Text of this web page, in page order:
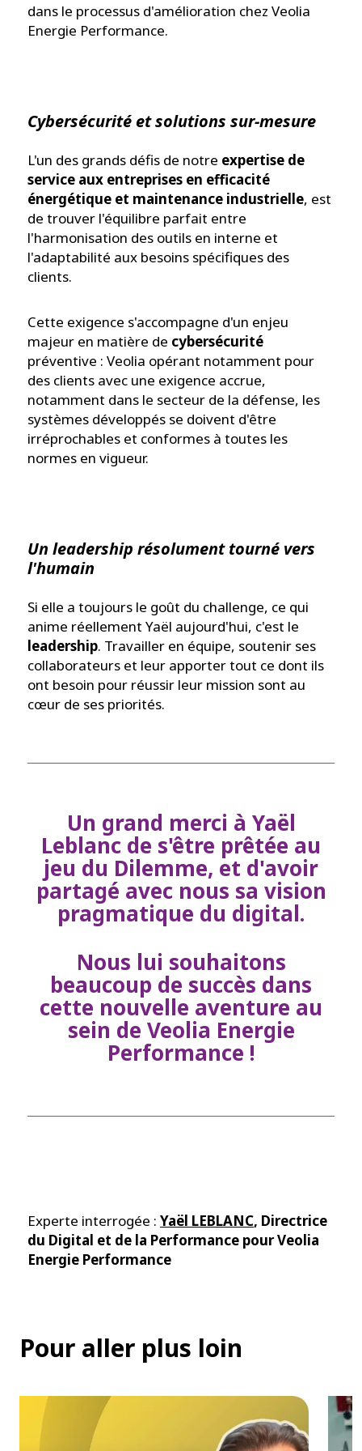
dans le processus d'amélioration chez Veolia
Energie Performance.
Cybersécurité et solutions sur-mesure
L'un des grands défis de notre expertise de
service aux entreprises en efficacité
énergétique et maintenance industrielle, est
de trouver l'équilibre parfait entre
l'harmonisation des outils en interne et
l'adaptabilité aux besoins spécifiques des
clients.
Cette exigence s'accompagne d'un enjeu
majeur en matière de cybersécurité
préventive : Veolia opérant notamment pour
des clients avec une exigence accrue,
notamment dans le secteur de la défense, les
systèmes développés se doivent d'être
irréprochables et conformes à toutes les
normes en vigueur.
Un leadership résolument tourné vers
l'humain
Si elle a toujours le goût du challenge, ce qui
anime réellement Yaël aujourd'hui, c'est le
leadership. Travailler en équipe, soutenir ses
collaborateurs et leur apporter tout ce dont ils
ont besoin pour réussir leur mission sont au
cœur de ses priorités.
Un grand merci à Yaël
Leblanc de s'être prêtée au
jeu du Dilemme, et d'avoir
partagé avec nous sa vision
pragmatique du digital.
Nous lui souhaitons
beaucoup de succès dans
cette nouvelle aventure au
sein de Veolia Energie
Performance !
Experte interrogée : Yaël LEBLANC, Directrice
du Digital et de la Performance pour Veolia
Energie Performance
Pour aller plus loin